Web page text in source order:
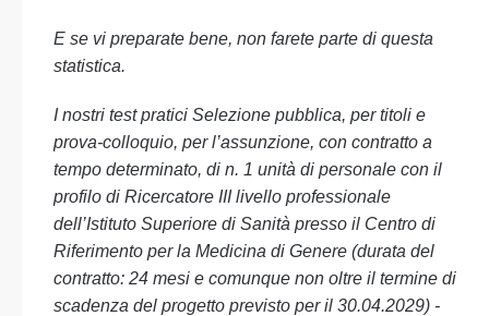
E se vi preparate bene, non farete parte di questa
statistica.
I nostri test pratici Selezione pubblica, per titoli e
prova-colloquio, per l’assunzione, con contratto a
tempo determinato, di n. 1 unità di personale con il
profilo di Ricercatore III livello professionale
dell’Istituto Superiore di Sanità presso il Centro di
Riferimento per la Medicina di Genere (durata del
contratto: 24 mesi e comunque non oltre il termine di
scadenza del progetto previsto per il 30.04.2029) -